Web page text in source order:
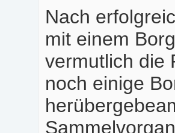
Nach
mit einem
vermutlich die
noch einige